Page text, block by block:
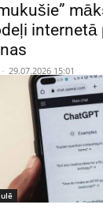
- 29.07.2026 15:01